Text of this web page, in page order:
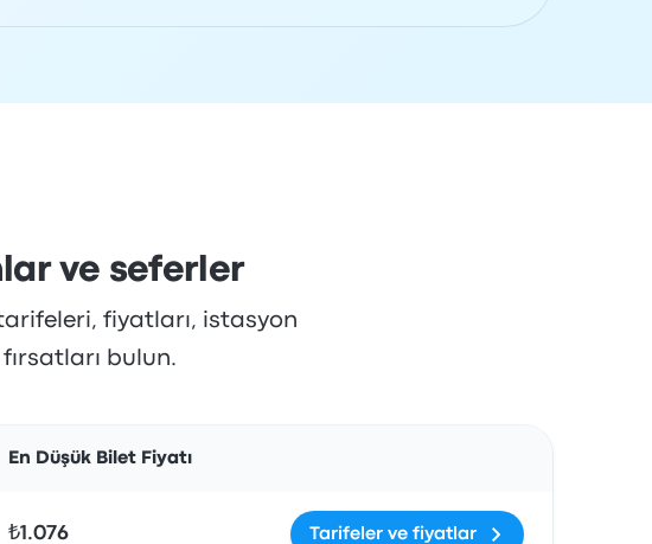
ve seferler
fiyatları, istasyon
bulun.
En Düşük Bilet Fiyatı
₺1.076 Tarifeler ve fiyatlar